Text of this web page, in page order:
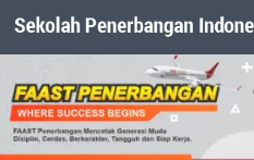
Dibawah Konten